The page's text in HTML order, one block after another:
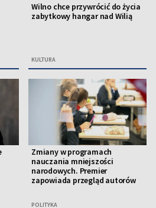
Wilno chce przywrócić do życia
zabytkowy hangar nad Wilią
KULTURA
Zmiany w programach
nauczania mniejszości
narodowych. Premier
zapowiada przegląd autorów
POLITYKA